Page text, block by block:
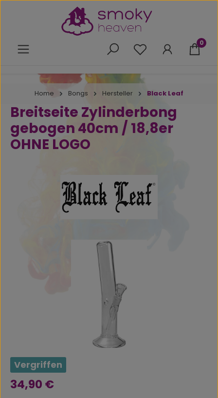
Zum Hauptinhalt springen
Du hast 0 Produkte
0
Home Bongs Hersteller Black Leaf
Breitseite Zylinderbong
gebogen 40cm / 18,8er
OHNE LOGO
Vergriffen
Regulärer Preis:
34,90 €